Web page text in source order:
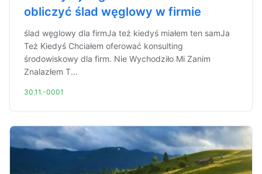
obliczyć ślad węglowy w firmie
ślad węglowy dla firmJa też kiedyś miałem ten samJa
Też Kiedyś Chciałem oferować konsulting
środowiskowy dla firm. Nie Wychodziło Mi Zanim
Znalazłem T...
30.11.-0001